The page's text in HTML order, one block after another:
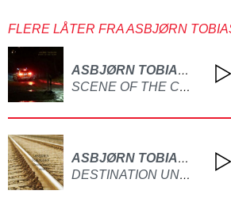
FLERE LÅTER FRA ASBJØRN
ASBJØRN TOBIASSEN
SCENE OF THE CRIME
ASBJØRN TOBIASSEN
DESTINATION UNKNOWN